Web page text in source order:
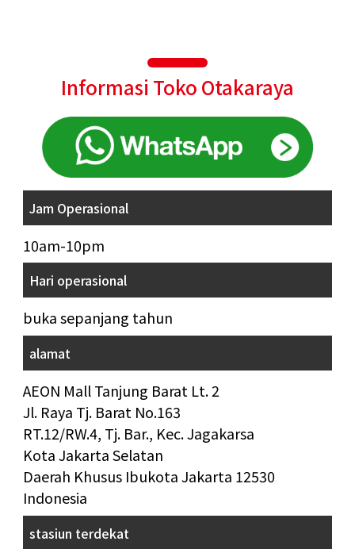
Informasi Toko Otakaraya
Jam Operasional
10am-10pm
Hari operasional
buka sepanjang tahun
alamat
AEON Mall Tanjung Barat Lt. 2
Jl. Raya Tj. Barat No.163
RT.12/RW.4, Tj. Bar., Kec. Jagakarsa
Kota Jakarta Selatan
Daerah Khusus Ibukota Jakarta 12530
Indonesia
stasiun terdekat